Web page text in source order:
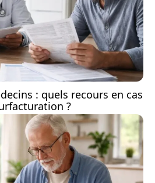
: quels recours en cas
?